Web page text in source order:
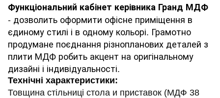
Функціональний кабінет керівника Гранд МДФ
- дозволить оформити офісне приміщення в
єдиному стилі і в одному кольорі. Грамотно
продумане поєднання різнопланових деталей з
плити МДФ робить акцент на оригінальному
дизайні і індивідуальності.
Технічні характеристики:
Товщина стільниці стола и приставок (МДФ 38